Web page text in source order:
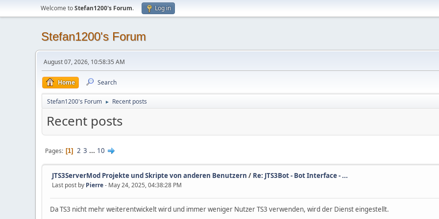
Welcome toStefan1200's Forum. Log in
Stefan1200's Forum
August 07, 2026, 10:58:35 AM
Home Search
Stefan1200's Forum ► Recent posts
Recent posts
Pages 1 2 3 ... 10
JTS3ServerMod Projekte und Skripte von anderen Benutzern / Re: JTS3Bot - Bot Interface - ...
Last post by Pierre- May 24, 2025, 04:38:28 PM
Da TS3 nicht mehr weiterentwickelt wird und immer weniger Nutzer TS3 verwenden, wird der Dienst eingestellt.